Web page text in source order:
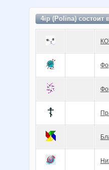
4ip (Polina) состоит